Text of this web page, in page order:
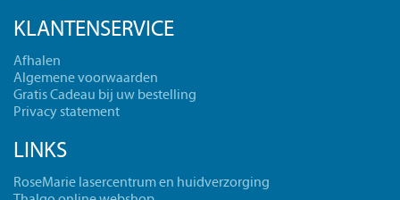
KLANTENSERVICE
Afhalen
Algemene voorwaarden
Gratis Cadeau bij uw bestelling
Privacy statement
LINKS
RoseMarie lasercentrum en huidverzorging